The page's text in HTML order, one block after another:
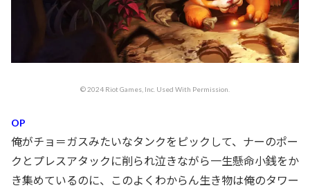
© 2024 Riot Games, Inc. Used With Permission.
OP
俺がチョ＝ガスみたいなタンクをピックして、ナーのポー
クとプレスアタックに削られ泣きながら一生懸命小銭をか
き集めているのに、このよくわからん生き物は俺のタワー